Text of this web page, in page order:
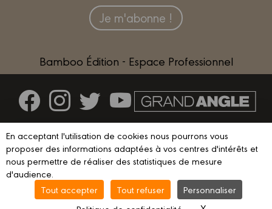
Je m'abonne !
Bamboo Édition - Espace Professionnel
Contactez-nous
Devenir partenaire
© 2023 GRAND ANGLE Mentions légales
Conditions d’utilisation
En acceptant l'utilisation de cookies nous pourrons vous
proposer des informations adaptées à vos centres d'intérêts et
nous permettre de réaliser des statistiques de mesure
d'audience.
Tout accepter
Tout refuser
Personnaliser